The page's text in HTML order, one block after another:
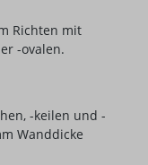
Richten mit
-ovalen.
-keilen und -
Wanddicke